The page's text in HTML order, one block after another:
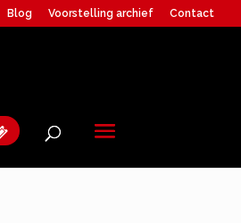
Blog Voorstelling archief Contact